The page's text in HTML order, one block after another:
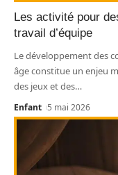
Les activité pour
travail d’équipe
Le développement des
âge constitue un enjeu
des jeux et des…
Enfant 5 mai 2026